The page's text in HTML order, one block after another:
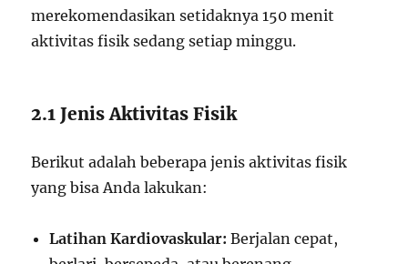
merekomendasikan setidaknya 150 menit
aktivitas fisik sedang setiap minggu.
2.1 Jenis Aktivitas Fisik
Berikut adalah beberapa jenis aktivitas fisik
yang bisa Anda lakukan:
Latihan Kardiovaskular: Berjalan cepat,